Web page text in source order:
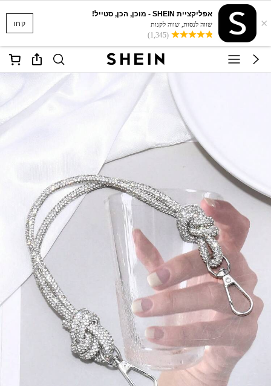
קחו ×
אפליקציית SHEIN - מוכן, הכן, סטייל!
שווה לנסות, שווה לקנות
(1,345)